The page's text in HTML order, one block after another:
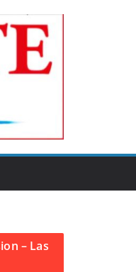
– Las